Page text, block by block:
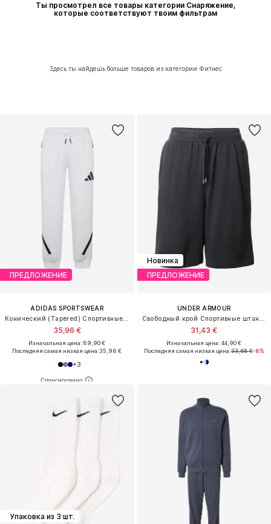
Ты просмотрел все товары категории Снаряжение,
которые соответствуют твоим фильтрам
Здесь ты найдешь больше товаров из категории Фитнес
ПРЕДЛОЖЕНИЕ
ADIDAS SPORTSWEAR
35,96 €
Изначальная цена: 89,90 €
Последняя самая низкая цена:35,96 €
+3
Новинка
ПРЕДЛОЖЕНИЕ
UNDER ARMOUR
31,43 €
Изначальная цена: 44,90 €
Последняя самая низкая цена:33,68 €-6%
Упаковка из 3 шт.